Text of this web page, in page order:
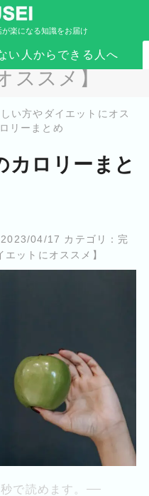
楽になる知識をお届け
い人からできる人へ
【忙しい方
ススメ】
い方やダイエットにオス
リーまとめ
カロリーまと
2023/04/17 カテゴリ： 完
ットにオススメ】
で読めます。